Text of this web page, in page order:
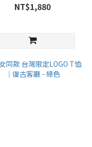
NT$1,880